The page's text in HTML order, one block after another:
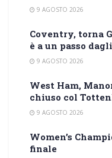
9 AGOSTO 2026
Coventry, torna
è a un passo
9 AGOSTO 2026
West Ham,
chiuso col
9 AGOSTO 2026
Women’s
finale